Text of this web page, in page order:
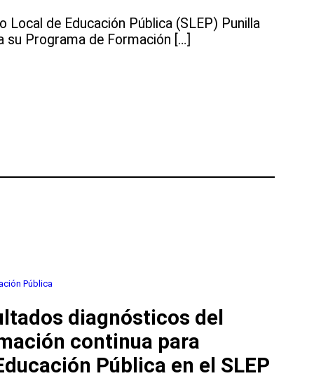
Local de Educación Pública (SLEP) Punilla
su Programa de Formación […]
Pública
diagnósticos del
continua para
Pública en el SLEP